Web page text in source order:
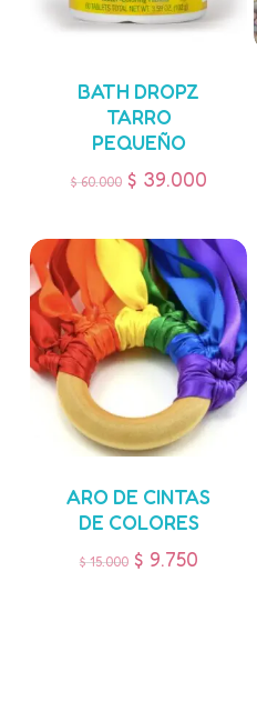
BATH DROPZ
TARRO
PEQUEÑO
$60.000 $ 39.000
ARO DE CINTAS
DE COLORES
$15.000 $ 9.750